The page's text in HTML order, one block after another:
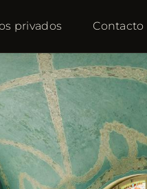
privados Contacto